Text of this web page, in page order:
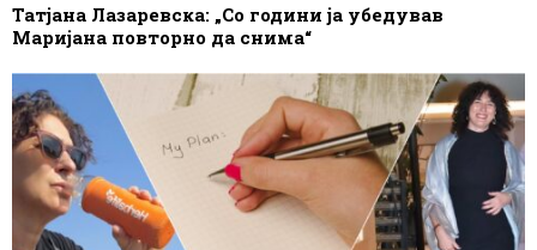
Татјана Лазаревска: „Со години ја убедував
Маријана повторно да снима“